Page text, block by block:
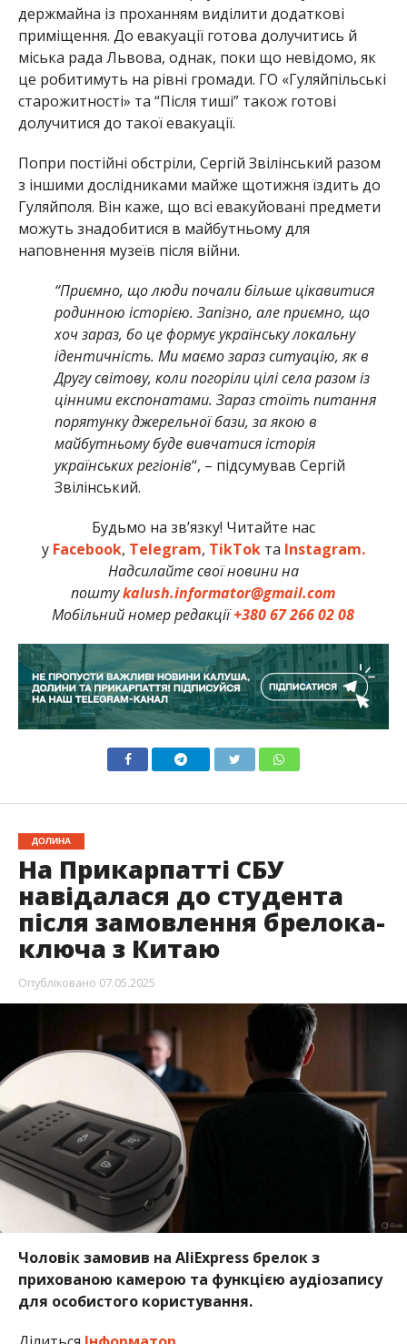
держмайна із проханням виділити додаткові
приміщення. До евакуації готова долучитись й
міська рада Львова, однак, поки що невідомо, як
це робитимуть на рівні громади. ГО «Гуляйпільські
старожитності» та “Після тиші” також готові
долучитися до такої евакуації.
Попри постійні обстріли, Сергій Звілінський разом
з іншими дослідниками майже щотижня їздить до
Гуляйполя. Він каже, що всі евакуйовані предмети
можуть знадобитися в майбутньому для
наповнення музеїв після війни.
“Приємно, що люди почали більше цікавитися
родинною історією. Запізно, але приємно, що
хоч зараз, бо це формує українську локальну
ідентичність. Ми маємо зараз ситуацію, як в
Другу світову, коли погоріли цілі села разом із
цінними експонатами. Зараз стоїть питання
порятунку джерельної бази, за якою в
майбутньому буде вивчатися історія
українських регіонів“, – підсумував Сергій
Звілінський.
Будьмо на зв’язку! Читайте нас
у Facebook, Telegram, TikTokта Instagram.
Надсилайте свої новини на
поштуkalush.informator@gmail.com
Мобільний номер редакції+380 67 266 02 08
ДОЛИНА
На Прикарпатті СБУ
навідалася до студента
після замовлення брелока-
ключа з Китаю
Опубліковано 07.05.2025
Чоловік замовив на AliExpress брелок з
прихованою камерою та функцією аудіозапису
для особистого користування.